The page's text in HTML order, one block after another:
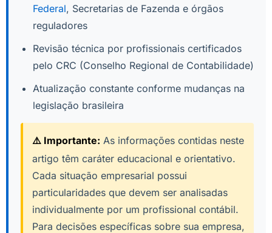
Federal, Secretarias de Fazenda e órgãos
reguladores
Revisão técnica por profissionais certificados
pelo CRC (Conselho Regional de Contabilidade)
Atualização constante conforme mudanças na
legislação brasileira
⚠️ Importante: As informações contidas neste
artigo têm caráter educacional e orientativo.
Cada situação empresarial possui
particularidades que devem ser analisadas
individualmente por um profissional contábil.
Para decisões específicas sobre sua empresa,